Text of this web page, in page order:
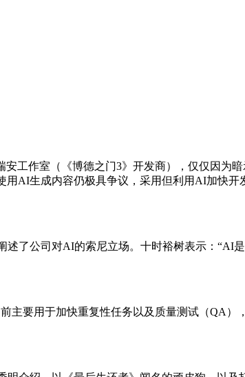
作室（《博德之门3》开发商），仅仅因为暗
AI生成内容仍极具争议，采用但利用AI加快开
了公司对AI的索尼立场。十时裕树表示：“AI
要用于加快重复性任务以及质量测试（QA）